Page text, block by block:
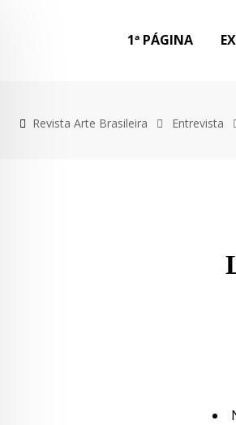
1ª PÁGINA
Revista Arte Brasileira Entrevista